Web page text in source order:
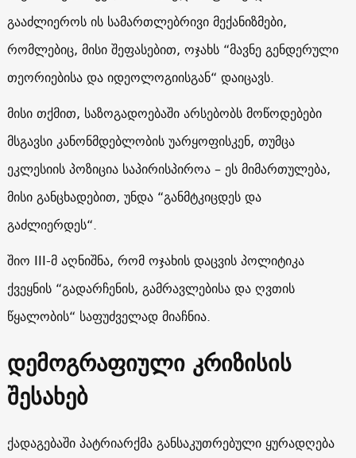
გააძლიეროს ის სამართლებრივი მექანიზმები,
რომლებიც, მისი შეფასებით, ოჯახს “მავნე გენდერული
თეორიებისა და იდეოლოგიისგან“ დაიცავს.
მისი თქმით, საზოგადოებაში არსებობს მოწოდებები
მსგავსი კანონმდებლობის უარყოფისკენ, თუმცა
ეკლესიის პოზიცია საპირისპიროა – ეს მიმართულება,
მისი განცხადებით, უნდა “განმტკიცდეს და
გაძლიერდეს“.
შიო III-მ აღნიშნა, რომ ოჯახის დაცვის პოლიტიკა
ქვეყნის “გადარჩენის, გამრავლებისა და ღვთის
წყალობის“ საფუძველად მიაჩნია.
დემოგრაფიული კრიზისის
შესახებ
ქადაგებაში პატრიარქმა განსაკუთრებული ყურადღება